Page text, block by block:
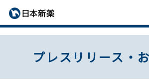
プレスリリース・